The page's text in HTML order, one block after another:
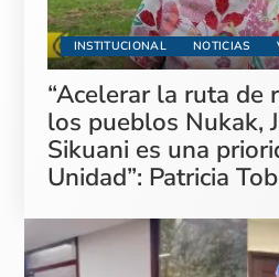
INSTITUCIONAL NOTICIAS
“Acelerar la ruta de
los pueblos Nukak,
Sikuani es una
Unidad”: Patricia